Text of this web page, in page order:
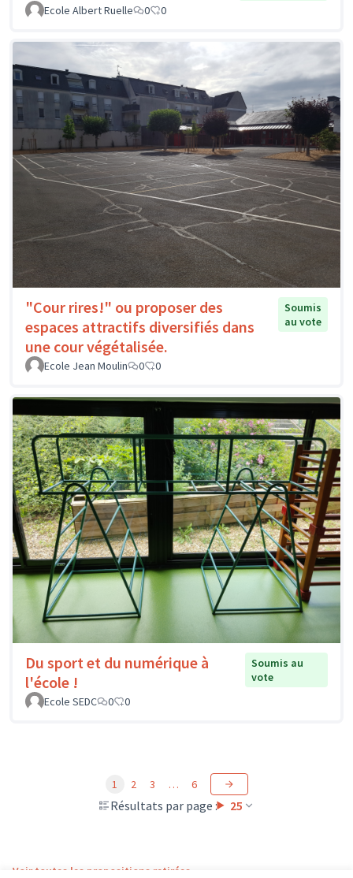
Ecole Albert Ruelle
0 0
"Cour rires!" ou proposer des
espaces attractifs diversifiés dans
une cour végétalisée.
Soumis
au vote
Ecole Jean Moulin 0 0
Du sport et du numérique à
l'école !
Soumis au
vote
Ecole SEDC
0 0
Résultats par page : 25
1 2 3 … 6
Voir toutes les propositions retirées